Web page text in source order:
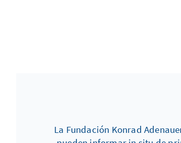
La Fundación Konrad